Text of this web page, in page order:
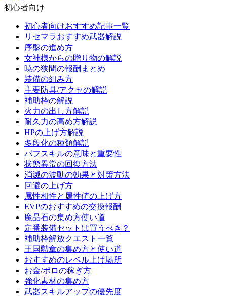
初心者向け
初心者向けおすすめ記事一覧
リセマラおすすめ武器解説
序盤の進め方
女神様からの贈り物の解説
暁の狭間の報酬まとめ
装備の組み方
主要防具/アクセの解説
補助枠の解説
火力の出し方解説
耐久力の高め方解説
HPの上げ方解説
多段化の種類解説
バフスキルの意味と重要性
状態異常の回復方法
消滅の波動の効果と対策方法
回避の上げ方
属性相性と属性値の上げ方
EVPのおすすめの交換報酬
魔晶石の集め方使い道
定番装備セットは買うべき？
補助枠解放クエスト一覧
王国勲章の集め方と使い道
おすすめのレベル上げ場所
お金/ポロの稼ぎ方
強化素材の集め方
武器スキルアップの優先度